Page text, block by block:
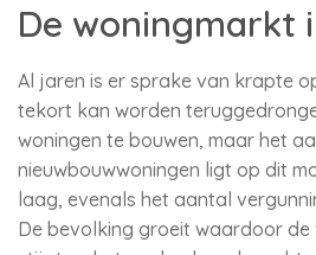
De woningmarkt
Al jaren is er sprake van krapte
tekort kan worden
woningen te bouwen, maar het
nieuwbouwwoningen ligt op dit
laag, evenals het aantal
De bevolking groeit waardoor